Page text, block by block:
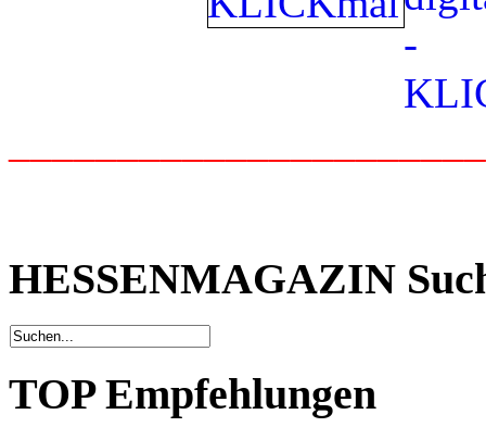
HESSENMAGAZIN
TOP Empfehlungen